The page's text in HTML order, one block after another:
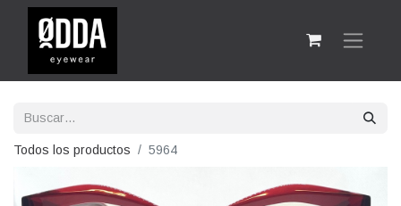
Todos los productos 5964